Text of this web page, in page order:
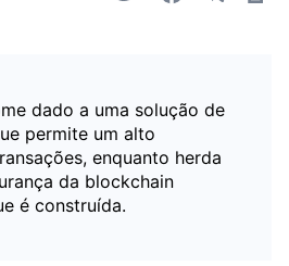
dado a uma solução de
permite um alto
enquanto herda
da blockchain
é construída.